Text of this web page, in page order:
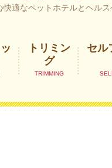
ル＆ヘルスケア｜山口県
適なペットホテルとヘルス
トリミン
グ
セル